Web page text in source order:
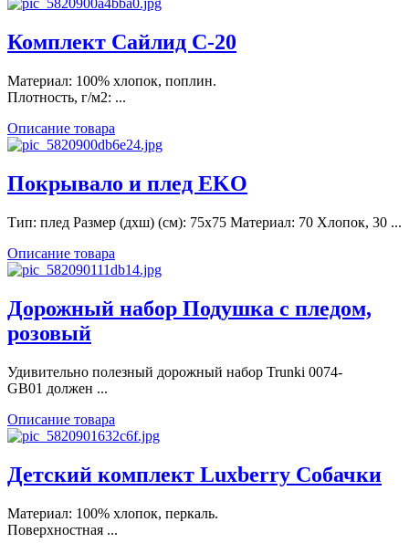
Комплект Сайлид С-20
Материал: 100% хлопок, поплин.
Плотность, г/м2: ...
Описание товара
Покрывало и плед EKO
Тип: плед Размер (дхш) (см): 75х75 Материал: 70 Хлопок, 30 ...
Описание товара
Дорожный набор Подушка с пледом,
розовый
Удивительно полезный дорожный набор Trunki 0074-
GB01 должен ...
Описание товара
Детский комплект Luxberry Собачки
Материал: 100% хлопок, перкаль.
Поверхностная ...